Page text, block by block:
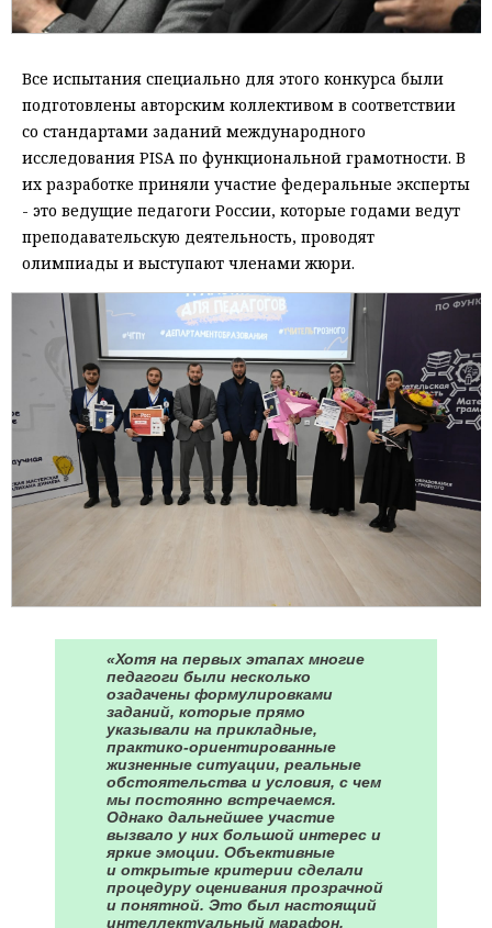
Все испытания специально для этого конкурса были
подготовлены авторским коллективом в соответствии
со стандартами заданий международного
исследования PISA по функциональной грамотности. В
их разработке приняли участие федеральные эксперты
- это ведущие педагоги России, которые годами ведут
преподавательскую деятельность, проводят
олимпиады и выступают членами жюри.
«Хотя на первых этапах многие
педагоги были несколько
озадачены формулировками
заданий, которые прямо
указывали на прикладные,
практико-ориентированные
жизненные ситуации, реальные
обстоятельства и условия, с чем
мы постоянно встречаемся.
Однако дальнейшее участие
вызвало у них большой интерес и
яркие эмоции. Объективные
и открытые критерии сделали
процедуру оценивания прозрачной
и понятной. Это был настоящий
интеллектуальный марафон,